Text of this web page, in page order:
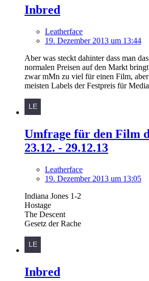
Inbred
Leatherface
19. Dezember 2013 um 13:44
Aber was steckt dahinter dass man
normalen Preisen auf den Markt
zwar mMn zu viel für einen Film, aber
meisten Labels der Festpreis für
Umfrage für den Film
23.12. - 29.12.13
Leatherface
19. Dezember 2013 um 13:05
Indiana Jones 1-2
Hostage
The Descent
Gesetz der Rache
Inbred